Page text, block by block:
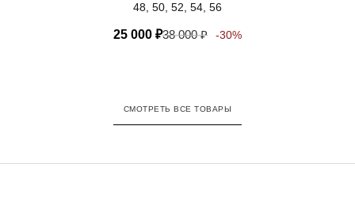
48, 50, 52, 54, 56
25 000 ₽38 000₽ -30%
СМОТРЕТЬ ВСЕ ТОВАРЫ